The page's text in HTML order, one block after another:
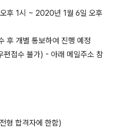
후 1시 ~ 2020년 1월 6일 오후
개별 통보하여 진행 예정
접수 불가) - 아래 메일주소 참
형 합격자에 한함)